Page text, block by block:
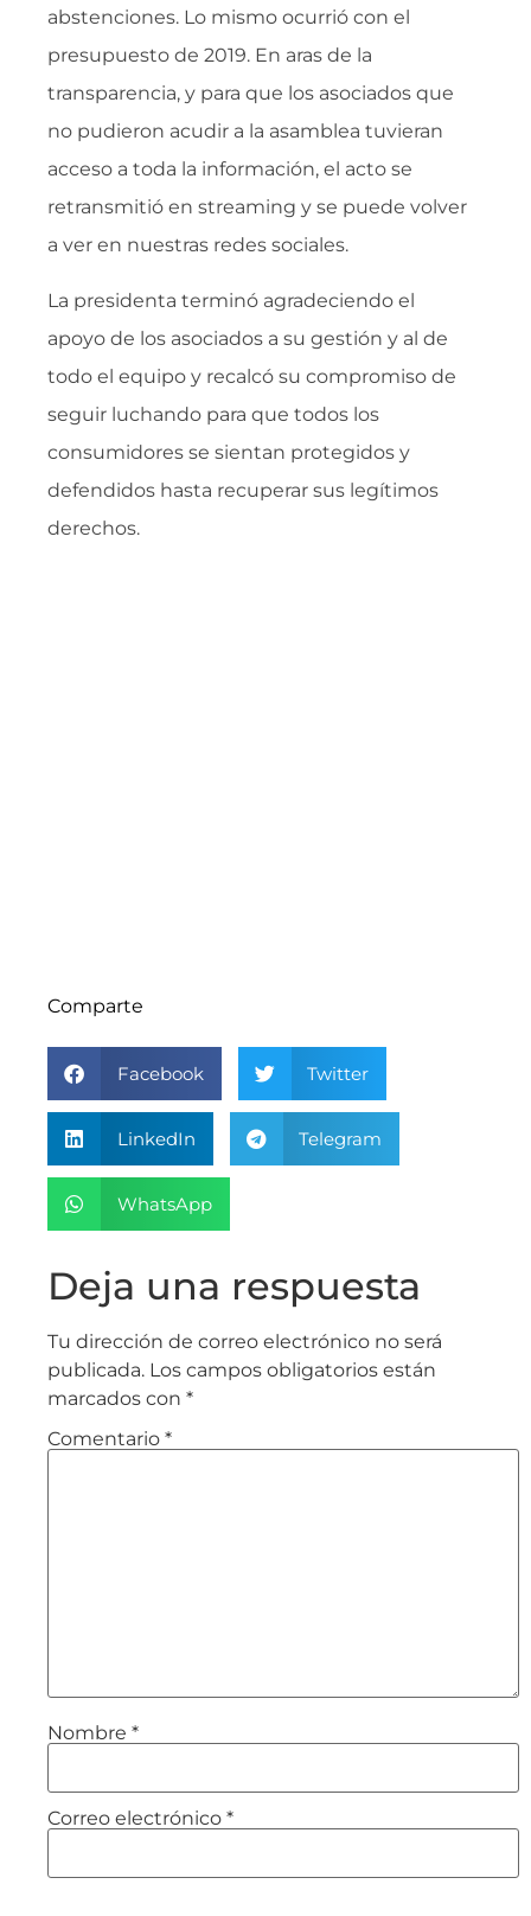
abstenciones. Lo mismo ocurrió con el
presupuesto de 2019. En aras de la
transparencia, y para que los asociados que
no pudieron acudir a la asamblea tuvieran
acceso a toda la información, el acto se
retransmitió en streaming y se puede volver
a ver en nuestras redes sociales.
La presidenta terminó agradeciendo el
apoyo de los asociados a su gestión y al de
todo el equipo y recalcó su compromiso de
seguir luchando para que todos los
consumidores se sientan protegidos y
defendidos hasta recuperar sus legítimos
derechos.
Comparte
Facebook Twitter
LinkedIn Telegram
WhatsApp
Deja una respuesta
Tu dirección de correo electrónico no será
publicada. Los campos obligatorios están
marcados con *
Comentario *
Nombre *
Correo electrónico *